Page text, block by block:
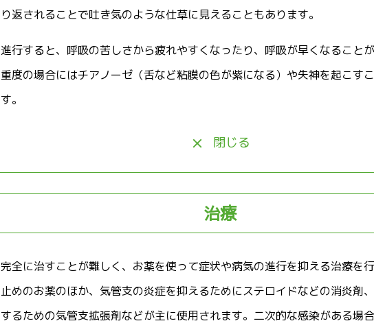
り返されることで吐き気のような仕草に見えることもあります。
進行すると、呼吸の苦しさから疲れやすくなったり、呼吸が早くなることが
重度の場合にはチアノーゼ（舌など粘膜の色が紫になる）や失神を起こす
す。
閉じる
治療
完全に治すことが難しく、お薬を使って症状や病気の進行を抑える治療を
止めのお薬のほか、気管支の炎症を抑えるためにステロイドなどの消炎剤
するための気管支拡張剤などが主に使用されます。二次的な感染がある場